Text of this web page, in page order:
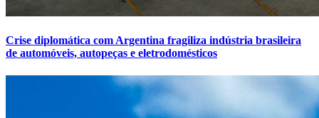
Crise diplomática com Argentina fragiliza indústria brasileira
de automóveis, autopeças e eletrodomésticos